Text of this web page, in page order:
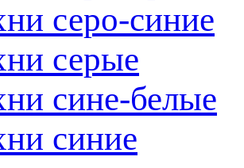
серо-синие
серые
сине-белые
синие